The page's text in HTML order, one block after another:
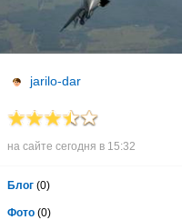
jarilo-dar
на сайте сегодня в 15:32
Блог (0)
Фото (0)